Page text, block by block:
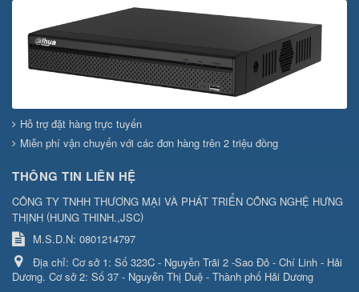
Hỗ trợ đặt hàng trực tuyến
Miễn phí vận chuyển với các đơn hàng trên 2 triệu đồng
THÔNG TIN LIÊN HỆ
CÔNG TY TNHH THƯƠNG MẠI VÀ PHÁT TRIỂN CÔNG NGHỆ HƯNG
THỊNH (HUNG THINH.,JSC)
M.S.D.N: 0801214797
Địa chỉ: Cơ sở 1: Số 323C - Nguyễn Trãi 2 -Sao Đỏ - Chí Linh - Hải
Dương. Cơ sở 2: Số 37 - Nguyễn Thị Duệ - Thành phố Hải Dương